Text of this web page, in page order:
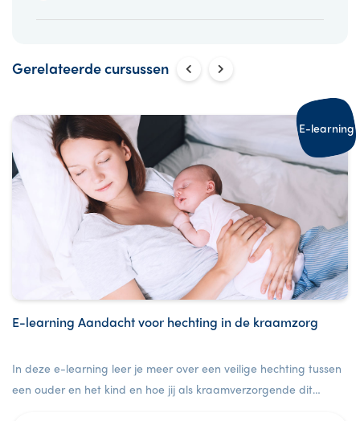
Gerelateerde cursussen
E-learning
E-learning Aandacht voor hechting in de kraamzorg
In deze e-learning leer je meer over een veilige hechting tussen
een ouder en het kind en hoe jij als kraamverzorgende dit